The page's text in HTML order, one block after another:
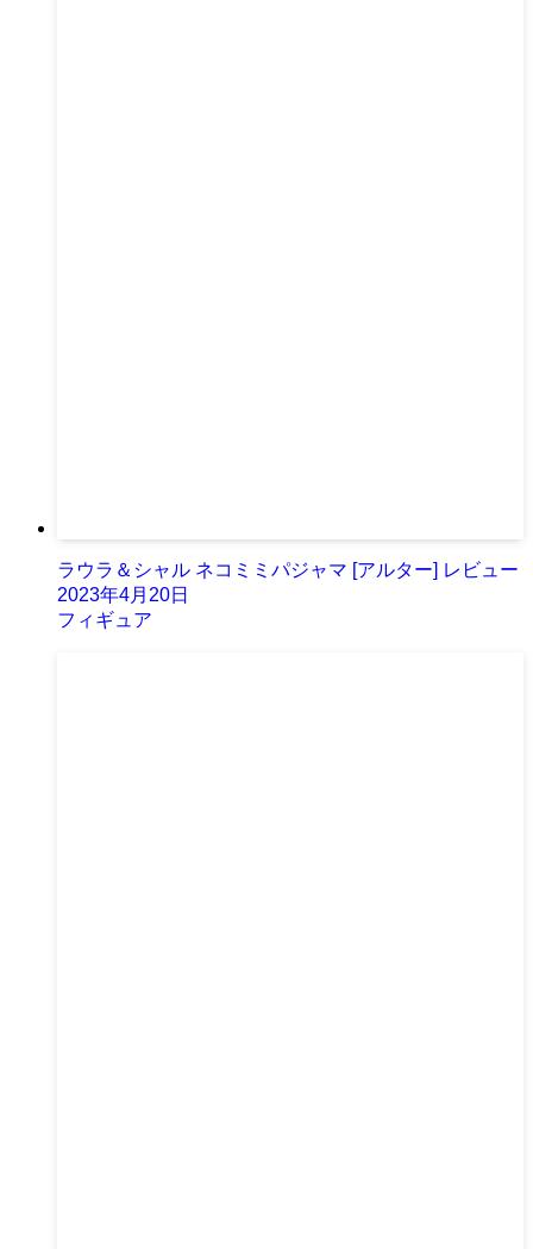
ラウラ＆シャル ネコミミパジャマ [アルター] レビュー
2023年4月20日
フィギュア